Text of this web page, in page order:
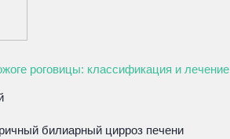
роговицы: классификация и лечение